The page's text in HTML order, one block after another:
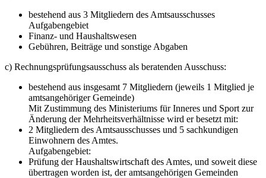
bestehend aus 3 Mitgliedern des Amtsausschusses
Aufgabengebiet
Finanz- und Haushaltswesen
Gebühren, Beiträge und sonstige Abgaben
c) Rechnungsprüfungsausschuss als beratenden Ausschuss:
bestehend aus insgesamt 7 Mitgliedern (jeweils 1 Mitglied je
amtsangehöriger Gemeinde)
Mit Zustimmung des Ministeriums für Inneres und Sport zur
Änderung der Mehrheitsverhältnisse wird er besetzt mit:
2 Mitgliedern des Amtsausschusses und 5 sachkundigen
Einwohnern des Amtes.
Aufgabengebiet:
Prüfung der Haushaltswirtschaft des Amtes, und soweit diese
übertragen worden ist, der amtsangehörigen Gemeinden